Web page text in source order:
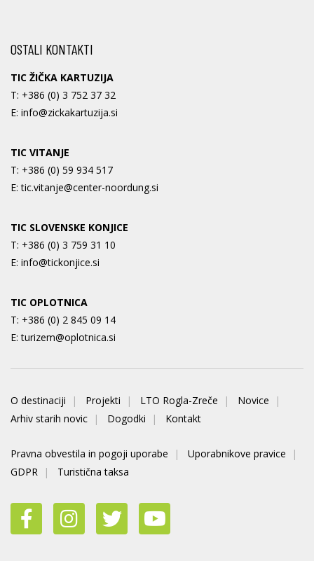
OSTALI KONTAKTI
TIC ŽIČKA KARTUZIJA
T: +386 (0) 3 752 37 32
E: info@zickakartuzija.si
TIC VITANJE
T: +386 (0) 59 934 517
E:tic.vitanje@center-noordung.si
TIC SLOVENSKE KONJICE
T: +386 (0) 3 759 31 10
E: info@tickonjice.si
TIC OPLOTNICA
T: +386 (0) 2 845 09 14
E:turizem@oplotnica.si
O destinaciji Projekti LTO Rogla-Zreče
Novice
Arhiv starih novic
Dogodki Kontakt
Pravna obvestila in pogoji uporabe
Uporabnikove pravice
GDPR
Turistična taksa